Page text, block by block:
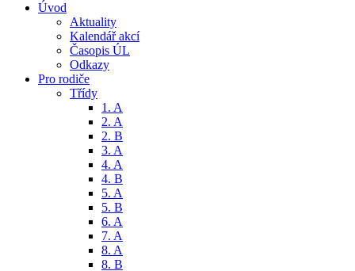
Úvod
Aktuality
Kalendář akcí
Časopis ÚL
Odkazy
Pro rodiče
Třídy
1. A
2. A
2. B
3. A
4. A
4. B
5. A
5. B
6. A
7. A
8. A
8. B